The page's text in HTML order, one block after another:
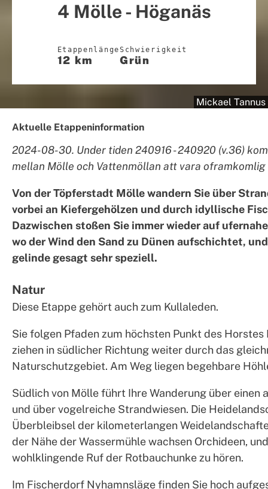
Mickael Tannus
4 Mölle - Höganäs
Etappenlänge
12 km
Schwierigkeit
Grün
Aktuelle Etappeninformation
2024-08-30. Under tiden 240916 - 240920 (v.36)
mellan Mölle och Vattenmöllan att vara
Von der Töpferstadt Mölle wandern Sie über
vorbei an Kiefergehölzen und durch idyllische
Dazwischen stoßen Sie immer wieder auf
wo der Wind den Sand zu Dünen aufschichtet,
gelinde gesagt sehr speziell.
Natur
Diese Etappe gehört auch zum Kullaleden.
Sie folgen Pfaden zum höchsten Punkt des Horstes
ziehen in südlicher Richtung weiter durch das
Naturschutzgebiet. Am Weg liegen begehbare
Südlich von Mölle führt Ihre Wanderung über einen
und über vogelreiche Strandwiesen. Die
Überbleibsel der kilometerlangen
der Nähe der Wassermühle wachsen Orchideen,
wohlklingende Ruf der Rotbauchunke zu hören.
Im Fischerdorf Nyhamnsläge finden Sie hoch